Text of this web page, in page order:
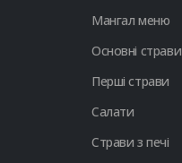
Мангал меню
Основні страви
Перші страви
Салати
Страви з печі